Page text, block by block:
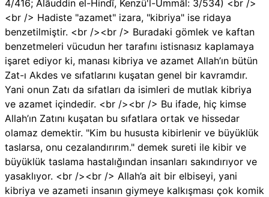
4/416; Alâuddin el-Hindî, Kenzü'l-Ummâl: 3/534) <br />
<br /> Hadiste "azamet" izara, "kibriya" ise ridaya
benzetilmiştir. <br /><br /> Buradaki gömlek ve kaftan
benzetmeleri vücudun her tarafını istisnasız kaplamaya
işaret ediyor ki, manası kibriya ve azamet Allah’ın bütün
Zat-ı Akdes ve sıfatlarını kuşatan genel bir kavramdır.
Yani onun Zatı da sıfatları da isimleri de mutlak kibriya
ve azamet içindedir. <br /><br /> Bu ifade, hiç kimse
Allah’ın Zatını kuşatan bu sıfatlara ortak ve hissedar
olamaz demektir. "Kim bu hususta kibirlenir ve büyüklük
taslarsa, onu cezalandırırım." demek sureti ile kibir ve
büyüklük taslama hastalığından insanları sakındırıyor ve
yasaklıyor. <br /><br /> Allah’a ait bir elbiseyi, yani
kibriya ve azameti insanın giymeye kalkışması çok komik